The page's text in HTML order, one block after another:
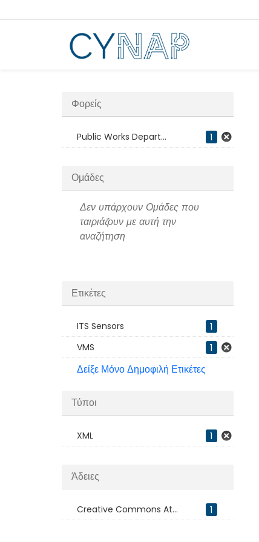
στο
Φορείς
Public Works Depart... 1
Ομάδες
Δεν υπάρχουν Ομάδες που
ταιριάζουν με αυτή την
αναζήτηση
Ετικέτες
ITS Sensors 1
VMS 1
Δείξε Μόνο Δημοφιλή Ετικέτες
Τύποι
XML 1
Άδειες
Creative Commons At... 1